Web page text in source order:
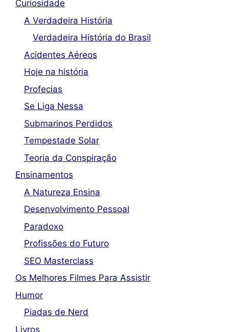
Curiosidade
A Verdadeira História
Verdadeira História do Brasil
Acidentes Aéreos
Hoje na história
Profecias
Se Liga Nessa
Submarinos Perdidos
Tempestade Solar
Teoria da Conspiração
Ensinamentos
A Natureza Ensina
Desenvolvimento Pessoal
Paradoxo
Profissões do Futuro
SEO Masterclass
Os Melhores Filmes Para Assistir
Humor
Piadas de Nerd
Livros